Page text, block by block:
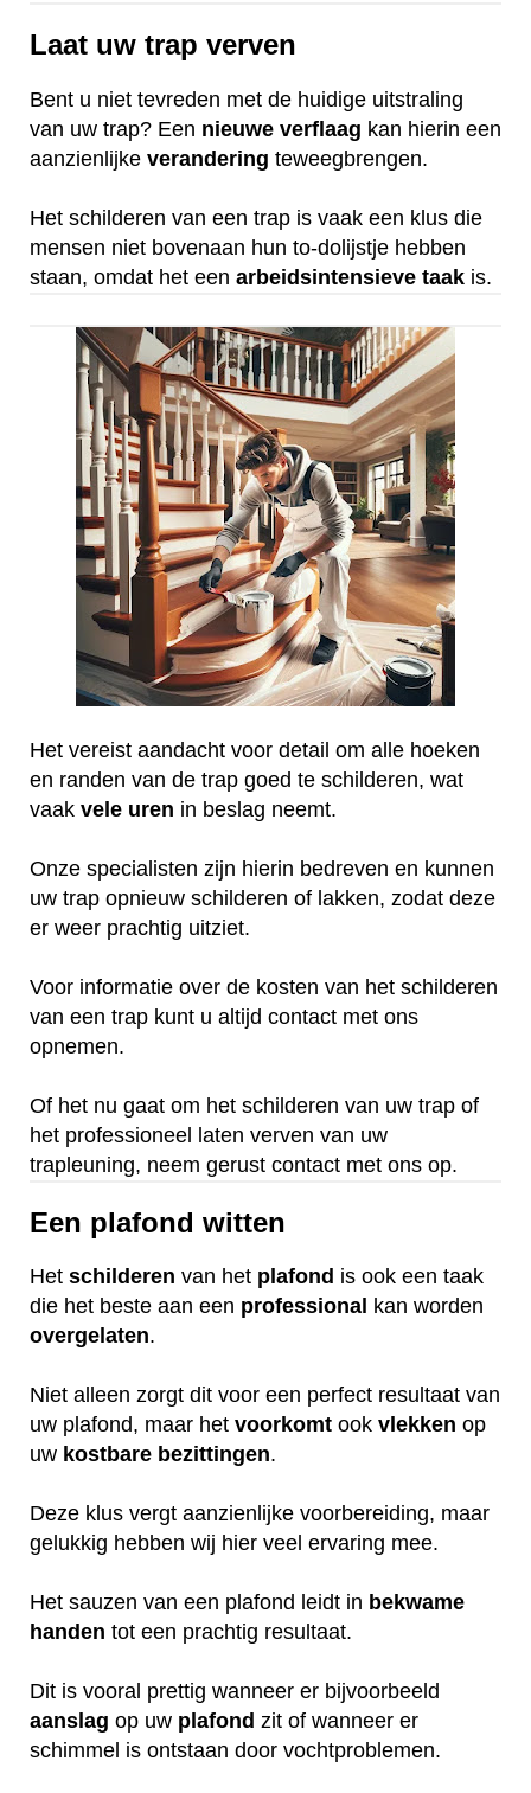
Laat uw trap verven
Bent u niet tevreden met de huidige uitstraling
van uw trap? Een nieuwe verflaag kan hierin een
aanzienlijke verandering teweegbrengen.
Het schilderen van een trap is vaak een klus die
mensen niet bovenaan hun to-dolijstje hebben
staan, omdat het een arbeidsintensieve taak is.
Het vereist aandacht voor detail om alle hoeken
en randen van de trap goed te schilderen, wat
vaak vele uren in beslag neemt.
Onze specialisten zijn hierin bedreven en kunnen
uw trap opnieuw schilderen of lakken, zodat deze
er weer prachtig uitziet.
Voor informatie over de kosten van het schilderen
van een trap kunt u altijd contact met ons
opnemen.
Of het nu gaat om het schilderen van uw trap of
het professioneel laten verven van uw
trapleuning, neem gerust contact met ons op.
Een plafond witten
Het schilderen van het plafond is ook een taak
die het beste aan een professional kan worden
overgelaten.
Niet alleen zorgt dit voor een perfect resultaat van
uw plafond, maar het voorkomt ook vlekken op
uw kostbare bezittingen.
Deze klus vergt aanzienlijke voorbereiding, maar
gelukkig hebben wij hier veel ervaring mee.
Het sauzen van een plafond leidt in bekwame
handen tot een prachtig resultaat.
Dit is vooral prettig wanneer er bijvoorbeeld
aanslag op uw plafond zit of wanneer er
schimmel is ontstaan door vochtproblemen.